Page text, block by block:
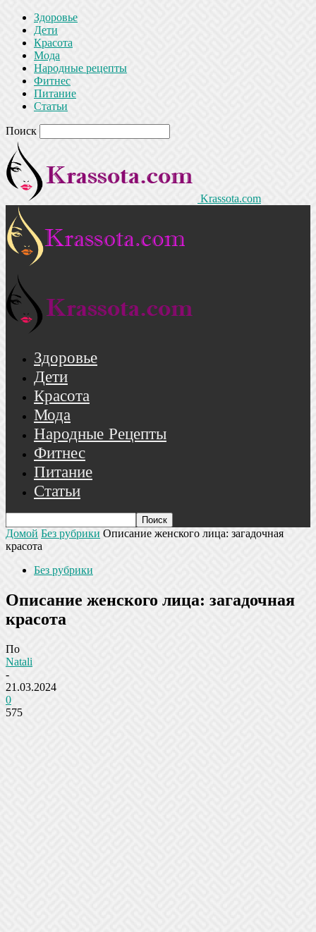
Здоровье
Дети
Красота
Мода
Народные рецепты
Фитнес
Питание
Статьи
Поиск
Krassota.com
Здоровье
Дети
Красота
Мода
Народные Рецепты
Фитнес
Питание
Статьи
Домой Без рубрики Описание женского лица: загадочная
красота
Без рубрики
Описание женского лица: загадочная
красота
По
Natali
-
21.03.2024
0
575